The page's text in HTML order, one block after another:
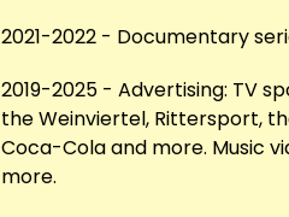
2021-2022 - Documentary
2019-2025 - Advertising: TV
the Weinviertel, Rittersport,
Coca-Cola and more. Music
more.